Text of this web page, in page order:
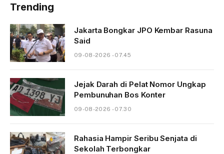
Trending
Jakarta Bongkar JPO Kembar Rasuna
Said
09-08-2026 - 07.45
Jejak Darah di Pelat Nomor Ungkap
Pembunuhan Bos Konter
09-08-2026 - 07.30
Rahasia Hampir Seribu Senjata di
Sekolah Terbongkar